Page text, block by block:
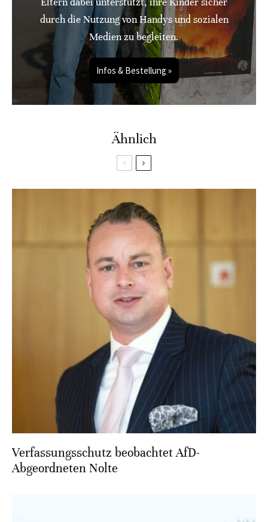
durch die Nutzung von Handys und sozialen
Medien zu begleiten.
Infos & Bestellung »
Ähnlich
Verfassungsschutz beobachtet AfD-
Abgeordneten Nolte